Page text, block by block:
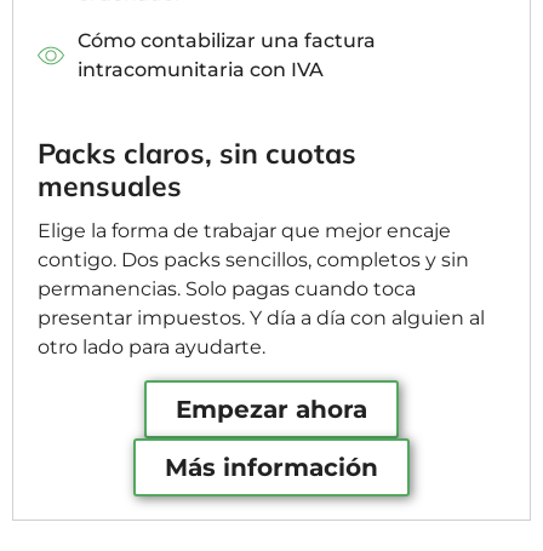
Cómo contabilizar una factura
intracomunitaria con IVA
Packs claros, sin cuotas
mensuales
Elige la forma de trabajar que mejor encaje
contigo. Dos packs sencillos, completos y sin
permanencias. Solo pagas cuando toca
presentar impuestos. Y día a día con alguien al
otro lado para ayudarte.
Empezar ahora
Más información